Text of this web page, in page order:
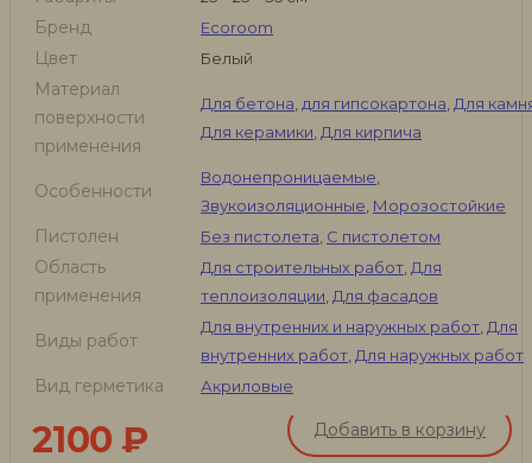
Бренд Ecoroom
Цвет Белый
Материал
поверхности
применения
Для бетона для гипсокартона Для
Для керамики Для кирпича
Особенности
Водонепроницаемые
Звукоизоляционные Морозостойкие
Пистолен Без пистолета С пистолетом
Область
применения
Для строительных работ Для
теплоизоляции Для фасадов
Виды работ
Для внутренних и наружных работ Для
внутренних работ Для наружных работ
Вид герметика Акриловые
2100 ₽ Добавить в корзину